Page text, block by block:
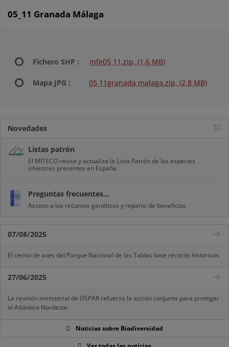
05_11 Granada Málaga
Fichero SHP : mfe05 11.zip, (1,6 MB)
Mapa JPG : 05 11granada malaga.zip, (2,8 MB)
Novedades
Listas patrón
El MITECO revisa y actualiza la Lista Patrón de las especies
silvestres presentes en España
Preguntas frecuentes...
Acceso a los recursos genéticos y reparto de beneficios
07/08/2025
El censo de aves del Parque Nacional de las Tablas bate récords históricos
27/06/2025
La reunión ministerial de OSPAR refuerza la acción conjunta para proteger
el Atlántico Nordeste
Noticias sobre Biodiversidad